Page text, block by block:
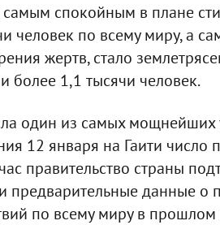
спокойным в плане
человек по всему миру, а
жертв, стало
более 1,1 тысячи человек.
один из самых мощнейших
12 января на Гаити
правительство страны
предварительные данные
по всему миру в прошлом